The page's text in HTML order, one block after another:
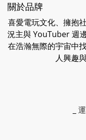
關於品牌
喜愛電玩文化、擁抱
況主與 YouTuber 週
在浩瀚無際的宇宙中
人興趣